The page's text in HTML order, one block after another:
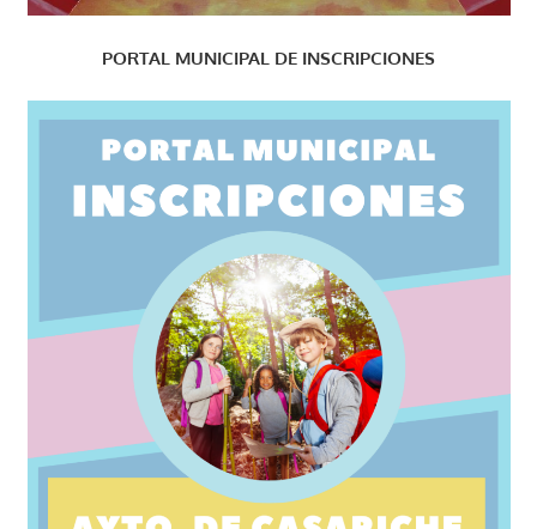
PORTAL MUNICIPAL DE INSCRIPCIONES